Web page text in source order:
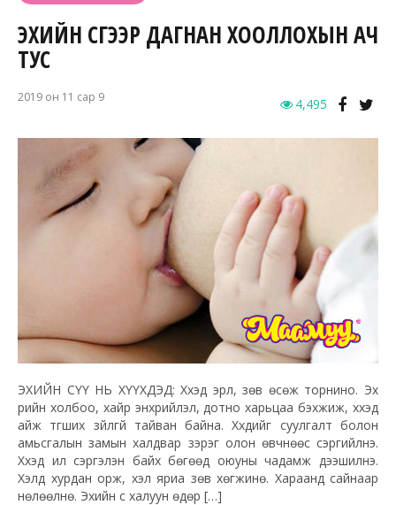
ЭХИЙН СҮҮГЭЭР ДАГНАН ХООЛЛОХЫН АЧ
ТУС
2019 он 11 сар 9 4,495
ЭХИЙН СҮҮ НЬ ХҮҮХДЭД: Хүүхэд эрүүл, зөв өсөж торнино. Эх
үрийн холбоо, хайр энхрийлэл, дотно харьцаа бэхжиж, хүүхэд
айж түгших зүйлгүй тайван байна. Хүүхдийг суулгалт болон
амьсгалын замын халдвар зэрэг олон өвчнөөс сэргийлнэ.
Хүүхэд илүү сэргэлэн байх бөгөөд оюуны чадамж дээшилнэ.
Хэлд хурдан орж, хэл яриа зөв хөгжинө. Хараанд сайнаар
нөлөөлнө. Эхийн сүү халуун өдөр […]